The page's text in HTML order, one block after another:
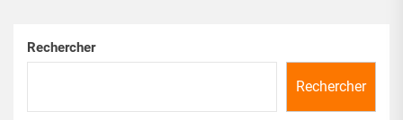
Rechercher
Rechercher